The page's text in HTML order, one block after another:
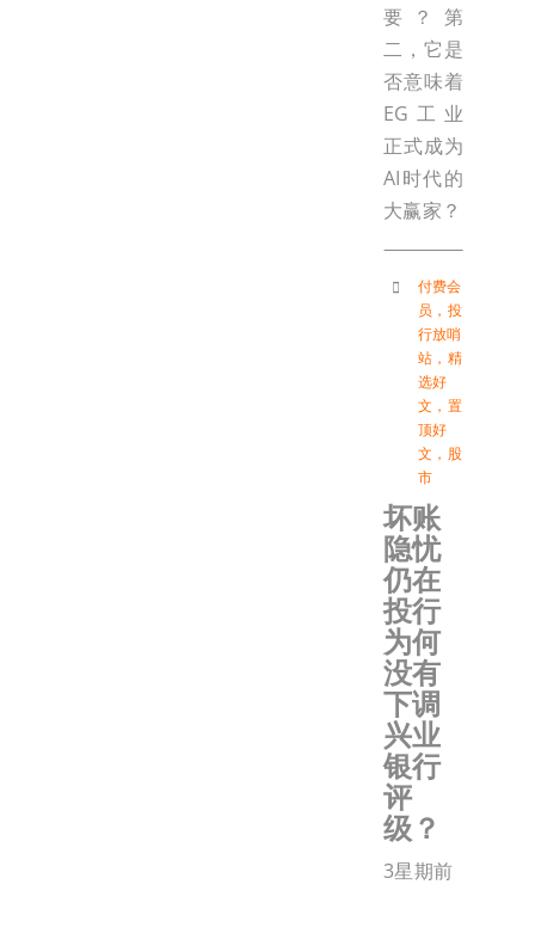
要？第
二，它是
否意味着
EG工业
正式成为
AI时代的
大赢家？
付费会
员 ， 投
行放哨
站 ， 精
选好
文 ， 置
顶好
文 ， 股
市
坏账
隐忧
仍在
投行
为何
没有
下调
兴业
银行
评
级？
3星期前